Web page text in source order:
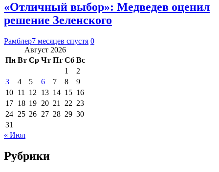
«Отличный выбор»: Медведев оценил
решение Зеленского
Рамблер7 месяцев спустя 0
Август 2026
Пн Вт Ср Чт Пт Сб Вс
1
2
3
4 5 6 7 8
9
10 11 12 13 14 15 16
17 18 19 20 21 22 23
24 25 26 27 28 29 30
31
« Июл
Рубрики